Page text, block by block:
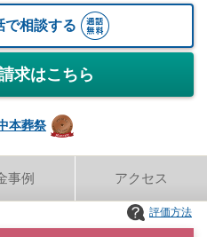
で相談する
求はこちら
本葬祭
事例 アクセス
評価方法